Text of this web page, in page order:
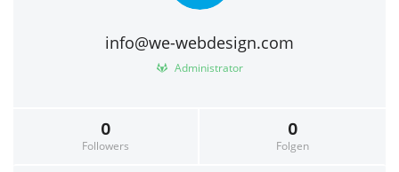
info@we-webdesign.com
Administrator
0
Followers
0
Folgen